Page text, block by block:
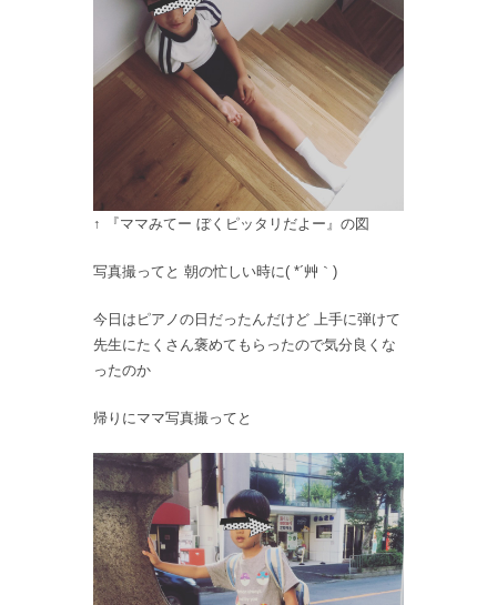
↑ 『ママみてー ぼくピッタリだよー』の図
写真撮ってと 朝の忙しい時に( *´艸｀)
今日はピアノの日だったんだけど 上手に弾けて
先生にたくさん褒めてもらったので気分良くな
ったのか
帰りにママ写真撮ってと